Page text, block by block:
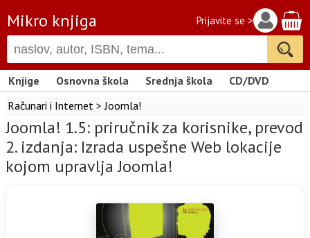
Mikro knjiga Prijavite se >
Knjige Osnovna škola Srednja škola
CD/DVD
Računari i Internet >Joomla!
Joomla! 1.5: priručnik za korisnike, prevod
2. izdanja: Izrada uspešne Web lokacije
kojom upravlja Joomla!